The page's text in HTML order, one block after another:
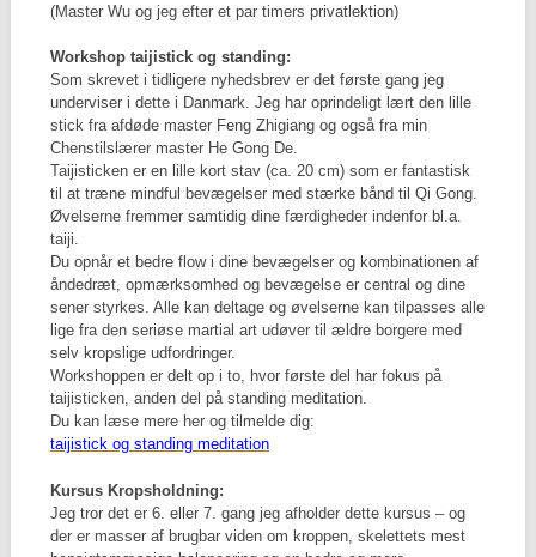
(Master Wu og jeg efter et par timers privatlektion)
Workshop taijistick og standing:
Som skrevet i tidligere nyhedsbrev er det første gang jeg
underviser i dette i Danmark. Jeg har oprindeligt lært den lille
stick fra afdøde master Feng Zhigiang og også fra min
Chenstilslærer master He Gong De.
Taijisticken er en lille kort stav (ca. 20 cm) som er fantastisk
til at træne mindful bevægelser med stærke bånd til Qi Gong.
Øvelserne fremmer samtidig dine færdigheder indenfor bl.a.
taiji.
Du opnår et bedre flow i dine bevægelser og kombinationen af
åndedræt, opmærksomhed og bevægelse er central og dine
sener styrkes. Alle kan deltage og øvelserne kan tilpasses alle
lige fra den seriøse martial art udøver til ældre borgere med
selv kropslige udfordringer.
Workshoppen er delt op i to, hvor første del har fokus på
taijisticken, anden del på standing meditation.
Du kan læse mere her og tilmelde dig:
taijistick og standing meditation
Kursus Kropsholdning:
Jeg tror det er 6. eller 7. gang jeg afholder dette kursus – og
der er masser af brugbar viden om kroppen, skelettets mest